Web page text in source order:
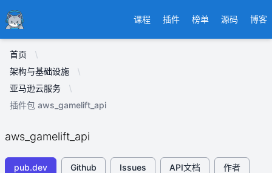
Ducafecat 课程 插件 榜单 源码 博客
首页
架构与基础设施
亚马逊云服务
插件包 aws_gamelift_api
aws_gamelift_api
pub.dev Github Issues API文档 作者